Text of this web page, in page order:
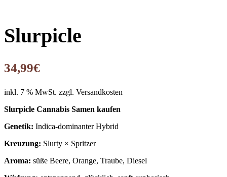
Slurpicle
34,99€
inkl. 7 % MwSt. zzgl. Versandkosten
Slurpicle Cannabis Samen kaufen
Genetik: Indica-dominanter Hybrid
Kreuzung: Slurty × Spritzer
Aroma: süße Beere, Orange, Traube, Diesel